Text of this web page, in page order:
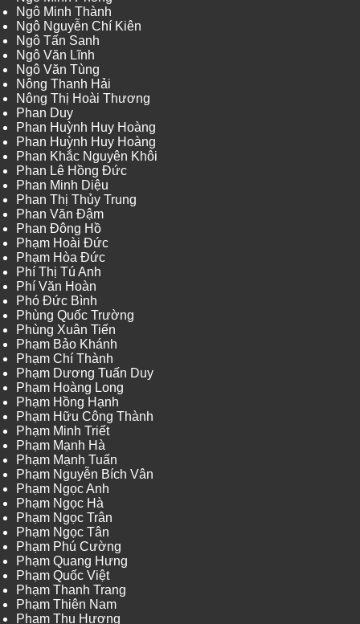
Ngô Minh Thành
Ngô Nguyễn Chí Kiên
Ngô Tấn Sanh
Ngô Văn Lĩnh
Ngô Văn Tùng
Nông Thanh Hải
Nông Thị Hoài Thương
Phan Duy
Phan Huỳnh Huy Hoàng
Phan Huỳnh Huy Hoàng
Phan Khắc Nguyên Khôi
Phan Lê Hồng Đức
Phan Minh Diệu
Phan Thị Thủy Trung
Phan Văn Đậm
Phan Đông Hồ
Phạm Hoài Đức
Phạm Hòa Đức
Phí Thị Tú Anh
Phí Văn Hoàn
Phó Đức Bình
Phùng Quốc Trường
Phùng Xuân Tiến
Phạm Bảo Khánh
Phạm Chí Thành
Phạm Dương Tuấn Duy
Phạm Hoàng Long
Phạm Hồng Hạnh
Phạm Hữu Công Thành
Phạm Minh Triết
Phạm Mạnh Hà
Phạm Mạnh Tuấn
Phạm Nguyễn Bích Vân
Phạm Ngọc Anh
Phạm Ngọc Hà
Phạm Ngọc Trân
Phạm Ngọc Tân
Phạm Phú Cường
Phạm Quang Hưng
Phạm Quốc Việt
Phạm Thanh Trang
Phạm Thiên Nam
Phạm Thu Hương